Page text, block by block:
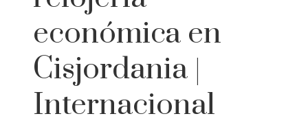
económica en
Cisjordania |
Internacional